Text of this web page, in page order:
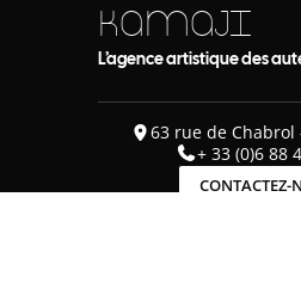
KAMAJI
L’agence artistique des
63 rue de Chabrol
+ 33 (0)6 88
CONTACTEZ-